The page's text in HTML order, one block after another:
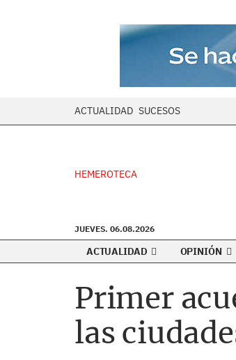
ACTUALIDAD SUCESOS
HEMEROTECA
JUEVES. 06.08.2026
ACTUALIDAD OPINIÓN
Primer
las